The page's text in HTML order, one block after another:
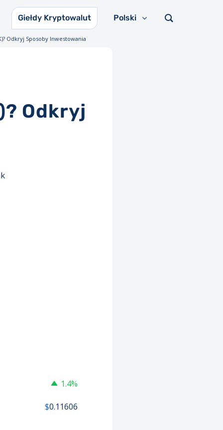
Giełdy Kryptowalut Polski
Odkryj Sposoby Inwestowania
Odkryj
1.4%
$0.11606